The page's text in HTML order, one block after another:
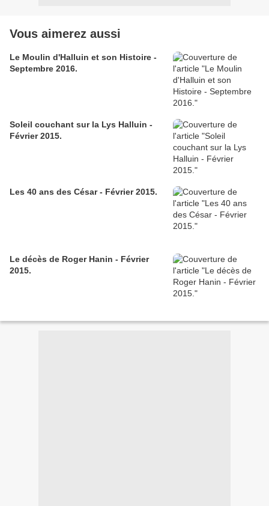
Vous aimerez aussi
Le Moulin d'Halluin et son Histoire -
Septembre 2016.
Soleil couchant sur la Lys Halluin -
Février 2015.
Les 40 ans des César - Février 2015.
Le décès de Roger Hanin - Février
2015.